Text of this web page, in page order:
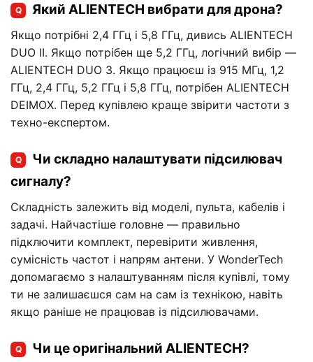
Q Який ALIENTECH вибрати для дрона?
Якщо потрібні 2,4 ГГц і 5,8 ГГц, дивись ALIENTECH
DUO II. Якщо потрібен ще 5,2 ГГц, логічний вибір —
ALIENTECH DUO 3. Якщо працюєш із 915 МГц, 1,2
ГГц, 2,4 ГГц, 5,2 ГГц і 5,8 ГГц, потрібен ALIENTECH
DEIMOX. Перед купівлею краще звірити частоти з
техно-експертом.
Q
Чи складно налаштувати підсилювач
сигналу?
Складність залежить від моделі, пульта, кабелів і
задачі. Найчастіше головне — правильно
підключити комплект, перевірити живлення,
сумісність частот і напрям антени. У WonderTech
допомагаємо з налаштуванням після купівлі, тому
ти не залишаєшся сам на сам із технікою, навіть
якщо раніше не працював із підсилювачами.
Q Чи це оригінальний ALIENTECH?